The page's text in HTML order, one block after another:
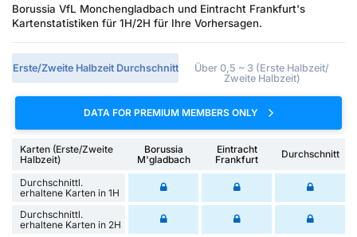
Borussia VfL Monchengladbach und Eintracht Frankfurt's
Kartenstatistiken für 1H/2H für Ihre Vorhersagen.
Erste/Zweite Halbzeit Durchschnitt
Über 0,5 ~ 3 (Erste Halbzeit/
Zweite Halbzeit)
DATA FOR PREMIUM MEMBERS ONLY
Karten (Erste/Zweite
Halbzeit)
Borussia
M'gladbach
Eintracht
Frankfurt
Durchschnitt
Durchschnittl.
erhaltene Karten in 1H
Durchschnittl.
erhaltene Karten in 2H